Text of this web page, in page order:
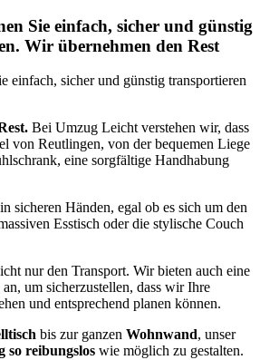
Sie einfach, sicher und günstig
Wir übernehmen den Rest
einfach, sicher und günstig transportieren
Bei Umzug Leicht verstehen wir, dass
von Reutlingen, von der bequemen Liege
eine sorgfältige Handhabung
sicheren Händen, egal ob es sich um den
Esstisch oder die stylische Couch
nur den Transport. Wir bieten auch eine
um sicherzustellen, dass wir Ihre
und entsprechend planen können.
bis zur ganzen Wohnwand, unser
so reibungslos wie möglich zu gestalten.